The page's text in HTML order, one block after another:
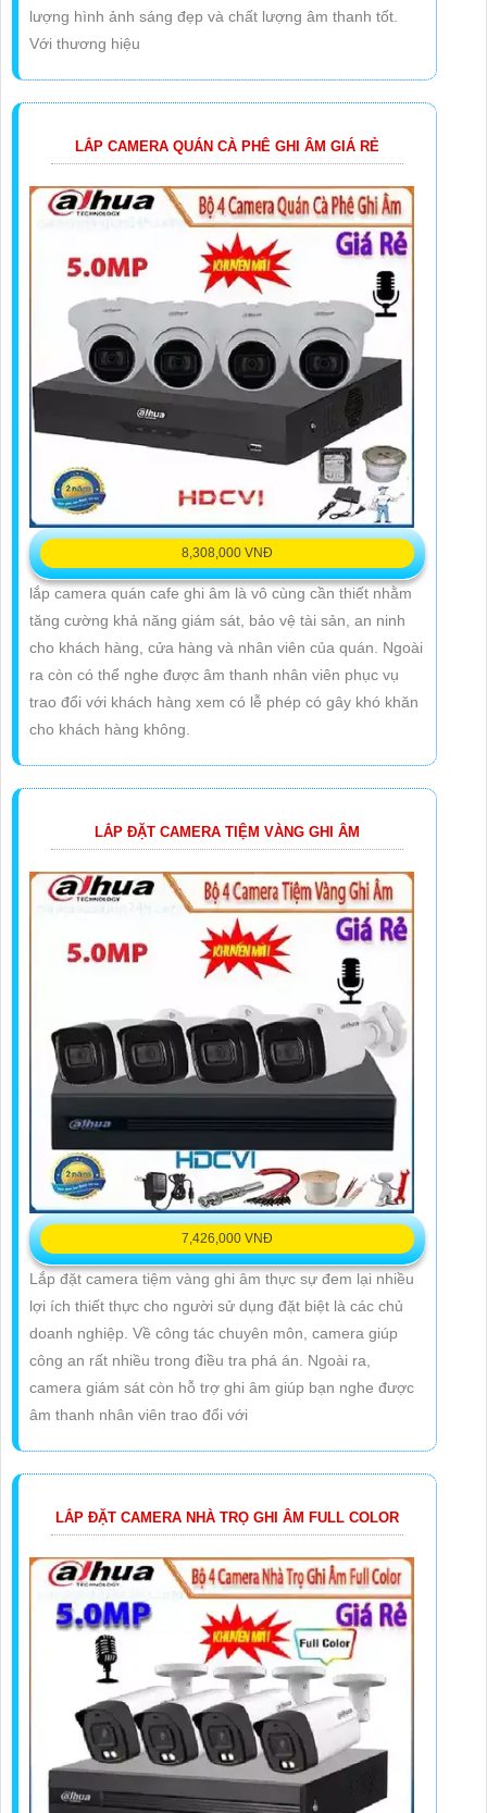
lượng hình ảnh sáng đẹp và chất lượng âm thanh tốt.
Với thương hiệu
LẮP CAMERA QUÁN CÀ PHÊ GHI ÂM GIÁ RẺ
8,308,000 VNĐ
lắp camera quán cafe ghi âm là vô cùng cần thiết nhằm
tăng cường khả năng giám sát, bảo vệ tài sản, an ninh
cho khách hàng, cửa hàng và nhân viên của quán. Ngoài
ra còn có thể nghe được âm thanh nhân viên phục vụ
trao đổi với khách hàng xem có lễ phép có gây khó khăn
cho khách hàng không.
LẮP ĐẶT CAMERA TIỆM VÀNG GHI ÂM
7,426,000 VNĐ
Lắp đặt camera tiệm vàng ghi âm thực sự đem lại nhiều
lợi ích thiết thực cho người sử dụng đặt biệt là các chủ
doanh nghiệp. Về công tác chuyên môn, camera giúp
công an rất nhiều trong điều tra phá án. Ngoài ra,
camera giám sát còn hỗ trợ ghi âm giúp bạn nghe được
âm thanh nhân viên trao đổi với
LẮP ĐẶT CAMERA NHÀ TRỌ GHI ÂM FULL COLOR